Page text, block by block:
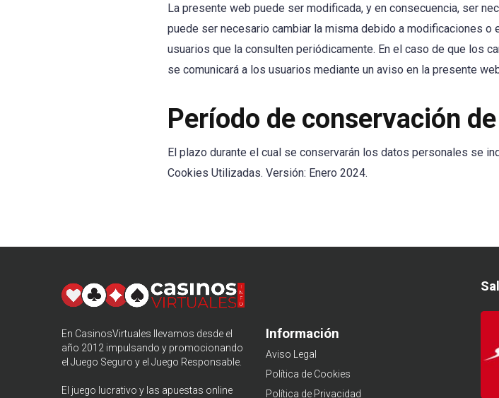
La presente web puede ser modificada, y en consecuencia, ser
puede ser necesario cambiar la misma debido a modificaciones
usuarios que la consulten periódicamente. En el caso de que los
se comunicará a los usuarios mediante un aviso en la presente
Período de conservación
El plazo durante el cual se conservarán los datos personales se
Cookies Utilizadas. Versión: Enero 2024.
En CasinosVirtuales llevamos desde el
año 2012 impulsando y promocionando
el Juego Seguro y el Juego Responsable.
El juego lucrativo y las apuestas online
Información
Aviso Legal
Política de Cookies
Política de Privacidad